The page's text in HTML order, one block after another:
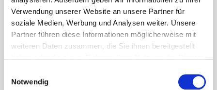
Verwendung unserer Website an unsere Partner für
soziale Medien, Werbung und Analysen weiter. Unsere
Partner führen diese Informationen möglicherweise mit
weiteren Daten zusammen, die Sie ihnen bereitgestellt
Notwendig